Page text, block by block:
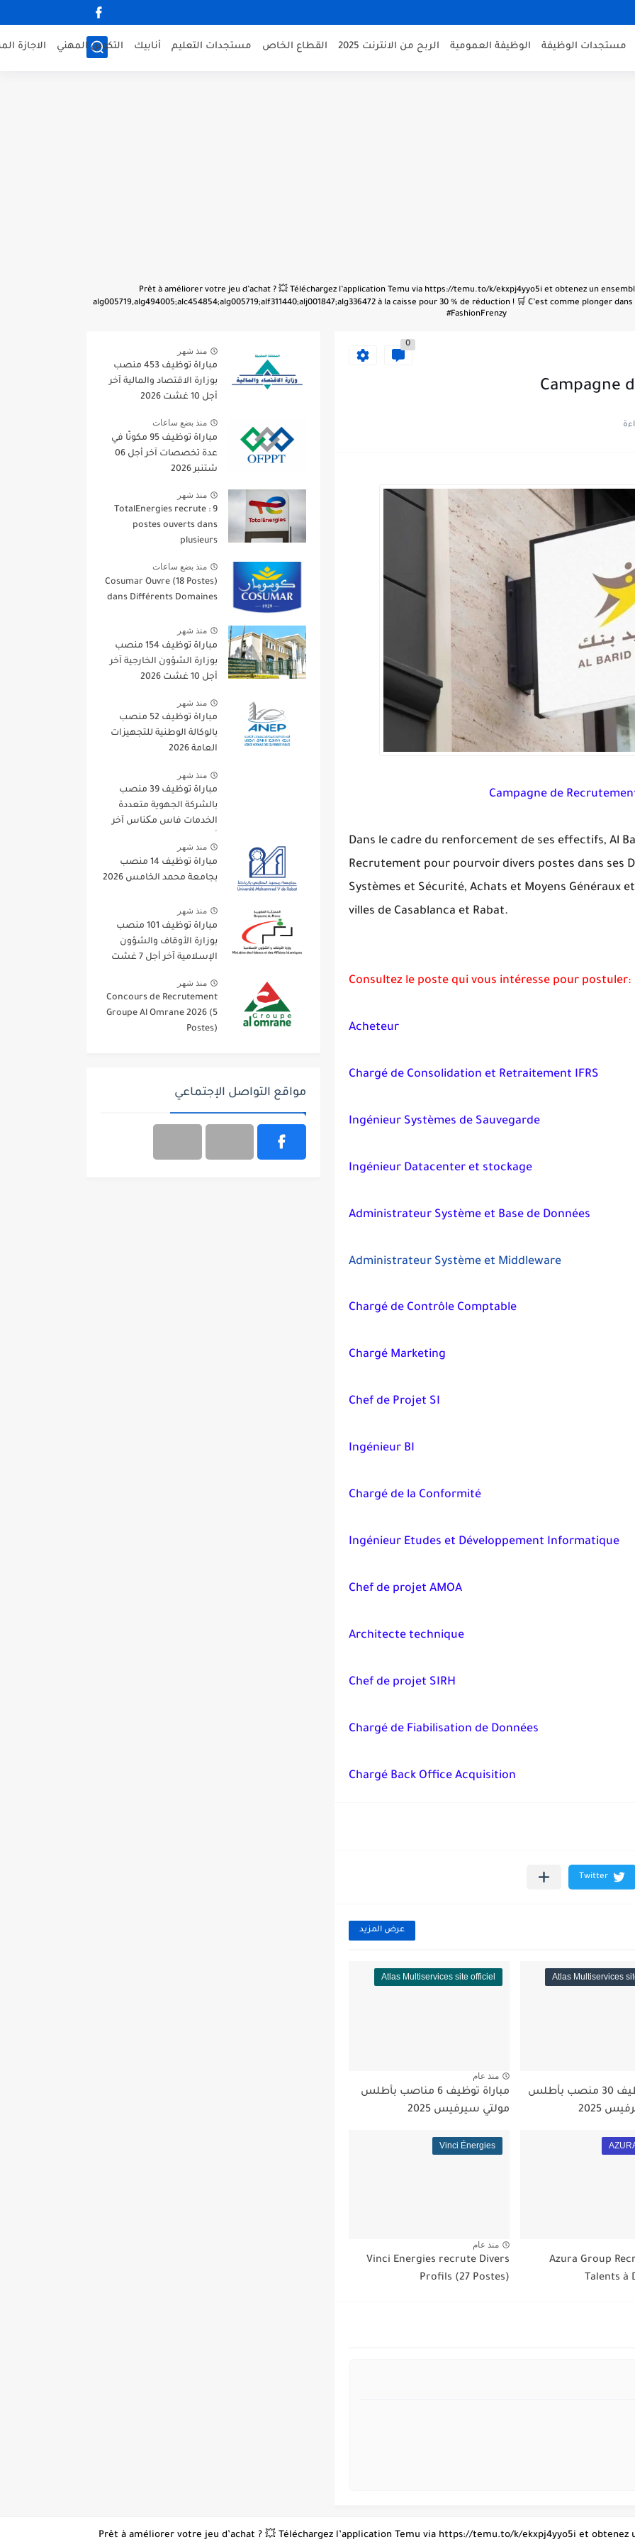
مستجدات الوظيفة الوظيفة العمومية الربح من الانترنت 2025 القطاع الخاص مستجدات التعليم أنابيك التكوين المهني الاجازة
👋 Prêt à améliorer votre jeu d’achat ? 💥 Téléchargez l’application Temu via https://temu.to/k/ekxpj4yyo5i et obtenez un
alg005719,alg494005;alc454854;alg005719;alf311440;alj001847;alg336472 à la caisse pour 30 % de réduction ! 🛒 C’est comme plonger
#FashionFrenzy
0
Campagne
Campagne de
Dans le cadre du renforcement de ses effectifs, Al
Recrutement pour pourvoir divers postes dans ses
Systèmes et Sécurité, Achats et Moyens Généraux
villes de Casablanca et Rabat.
Consultez le poste qui vous intéresse pour postuler:
Acheteur
Chargé de Consolidation et Retraitement IFRS
Ingénieur Systèmes de Sauvegarde
Ingénieur Datacenter et stockage
Administrateur Système et Base de Données
Administrateur Système et Middleware
Chargé de Contrôle Comptable
Chargé Marketing
Chef de Projet SI
Ingénieur BI
Chargé de la Conformité
Ingénieur Etudes et Développement Informatique
Chef de projet AMOA
Architecte technique
Chef de projet SIRH
Chargé de Fiabilisation de Données
Chargé Back Office Acquisition
عرض المزيد
Atlas Multiservices
مباراة توظيف 30 منصب بأطلس
2025
Atlas Multiservices site officiel
منذ عام
مباراة توظيف 6 مناصب بأطلس
مولتي سيرفيس 2025
Azura Group
Talents à
Vinci Énergies
منذ عام
Vinci Energies recrute Divers
Profils (27 Postes)
منذ شهر
مباراة توظيف 453 منصب
بوزارة الاقتصاد والمالية آخر
أجل 10 غشت 2026
منذ بضع ساعات
مباراة توظيف 95 مكونًا في
عدة تخصصات آخر أجل 06
شتنبر 2026
منذ شهر
TotalEnergies recrute : 9
postes ouverts dans
plusieurs
منذ بضع ساعات
Cosumar Ouvre (18 Postes)
dans Différents Domaines
منذ شهر
مباراة توظيف 154 منصب
بوزارة الشؤون الخارجية آخر
أجل 10 غشت 2026
منذ شهر
مباراة توظيف 52 منصب
بالوكالة الوطنية للتجهيزات
العامة 2026
منذ شهر
مباراة توظيف 39 منصب
بالشركة الجهوية متعددة
الخدمات فاس مکناس آخر
منذ شهر
مباراة توظيف 14 منصب
بجامعة محمد الخامس 2026
منذ شهر
مباراة توظيف 101 منصب
بوزارة الأوقاف والشؤون
الإسلامية آخر أجل 7 غشت
منذ شهر
Concours de Recrutement
Groupe Al Omrane 2026 (5
Postes)
مواقع التواصل الإجتماعي
👋 Prêt à améliorer votre jeu d’achat ? 💥 Téléchargez l’application Temu via https://temu.to/k/ekxpj4yyo5i et obtenez